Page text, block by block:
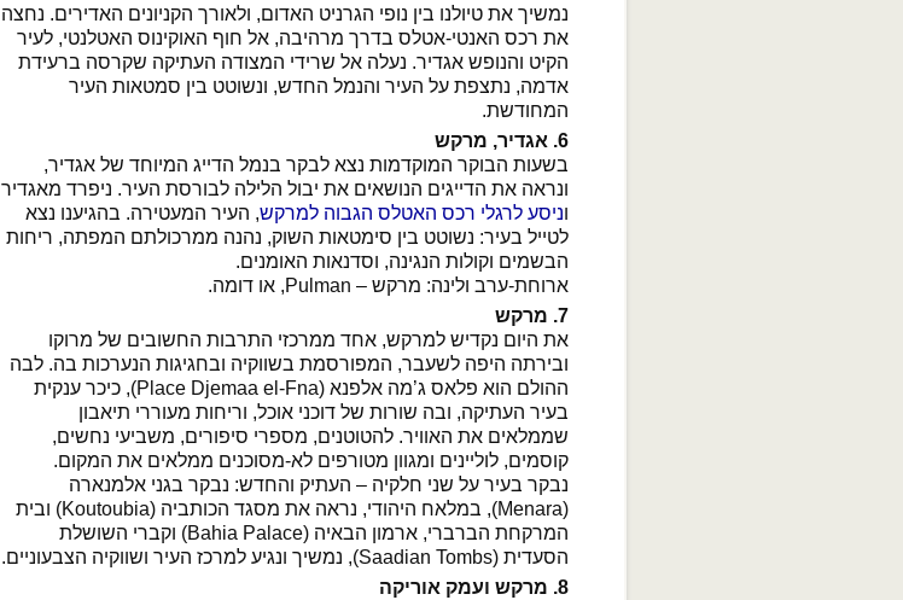
נמשיך את טיולנו בין נופי הגרניט האדום, ולאורך הקניונים האדירים. נחצה
את רכס האנטי-אטלס בדרך מרהיבה, אל חוף האוקינוס האטלנטי, לעיר
הקיט והנופש אגדיר. נעלה אל שרידי המצודה העתיקה שקרסה ברעידת
אדמה, נתצפת על העיר והנמל החדש, ונשוטט בין סמטאות העיר
המחודשת.
6. אגדיר, מרקש
בשעות הבוקר המוקדמות נצא לבקר בנמל הדייג המיוחד של אגדיר,
ונראה את הדייגים הנושאים את יבול הלילה לבורסת העיר. ניפרד מאגדיר
וניסע לרגלי רכס האטלס הגבוה למרקש, העיר המעטירה. בהגיענו נצא
לטייל בעיר: נשוטט בין סימטאות השוק, נהנה ממרכולתם המפתה, ריחות
הבשמים וקולות הנגינה, וסדנאות האומנים.
ארוחת-ערב ולינה: מרקש – Pulman, או דומה.
7. מרקש
את היום נקדיש למרקש, אחד ממרכזי התרבות החשובים של מרוקו
ובירתה היפה לשעבר, המפורסמת בשווקיה ובחגיגות הנערכות בה. לבה
ההולם הוא פלאס ג’מה אלפנא (Place Djemaa el-Fna), כיכר ענקית
בעיר העתיקה, ובה שורות של דוכני אוכל, וריחות מעוררי תיאבון
שממלאים את האוויר. להטוטנים, מספרי סיפורים, משביעי נחשים,
קוסמים, לוליינים ומגוון מטורפים לא-מסוכנים ממלאים את המקום.
נבקר בעיר על שני חלקיה – העתיק והחדש: נבקר בגני אלמנארה
(Menara), במלאח היהודי, נראה את מסגד הכותביה (Koutoubia) ובית
המרקחת הברברי, ארמון הבאיה (Bahia Palace) וקברי השושלת
הסעדית (Saadian Tombs), נמשיך ונגיע למרכז העיר ושווקיה הצבעוניים.
8. מרקש ועמק אוריקה